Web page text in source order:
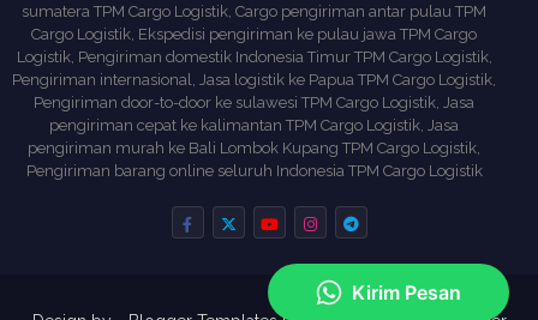
sumatera TPM Cargo Logistik, Cargo pengiriman antar pulau TPM
Cargo Logistik, Ekspedisi pengiriman ke pulau jawa TPM Cargo
Logistik, Pengiriman domestik Indonesia Timur TPM Cargo Logistik,
Pengiriman internasional, Jasa logistik ke Papua TPM Cargo Logistik,
Pengiriman door-to-door ke sulawesi TPM Cargo Logistik, Jasa
pengiriman cepat ke kalimantan TPM Cargo Logistik, Jasa
pengiriman murah ke Bali Lombok Kupang TPM Cargo Logistik,
Pengiriman barang online seluruh Indonesia TPM Cargo Logistik